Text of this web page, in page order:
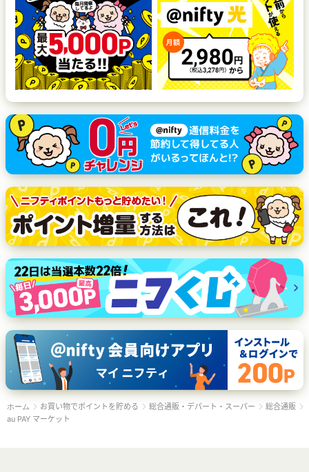
ホーム お買い物でポイントを貯める 総合通販・デパート・スーパー
総合通販
au PAY マーケット